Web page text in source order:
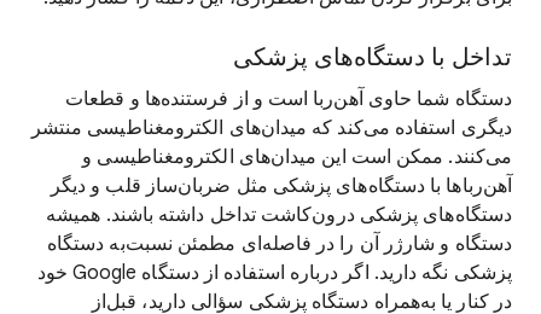
تداخل با دستگاه‌های پزشکی
دستگاه شما حاوی آهن‌ربا است و از فرستنده‌ها و قطعات
دیگری استفاده می‌کند که میدان‌های الکترومغناطیسی منتشر
می‌کنند. ممکن است این میدان‌های الکترومغناطیسی و
آهن‌رباها با دستگاه‌های پزشکی مثل ضربان‌ساز قلب و دیگر
دستگاه‌های پزشکی درون‌کاشت تداخل داشته باشند. همیشه
دستگاه و شارژر آن را در فاصله‌ای مطمئن نسبت‌به دستگاه
پزشکی نگه دارید. اگر درباره استفاده از دستگاه Google خود
در کنار یا به‌همراه دستگاه پزشکی سؤالی دارید، قبل‌از